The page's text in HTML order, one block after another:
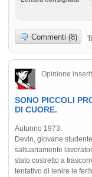
Commenti (8)
Opinione
SONO PICCOLI
DI CUORE.
Autunno 1973.
Devin, giovane studente
saltuariamente
stato costretto a
tentativo di lenire le